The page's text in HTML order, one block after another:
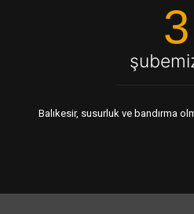
3
Balıkesir, susurluk ve bandırma